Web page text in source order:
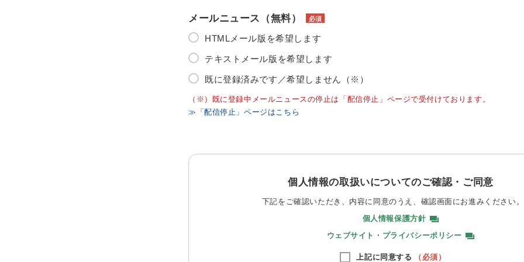
メールニュース（無料） 必須
HTMLメール版を希望します
テキストメール版を希望します
既に登録済みです／希望しません（※）
（※）既に登録中メールニュースの停止は「配信停止」ページで受付けております。
≫「配信停止」ページはこちら
個人情報の取扱いについてのご確認・ご同意
下記をご確認いただき、内容に同意のうえ、 確認画面にお進みください。
個人情報保護方針
ウェブサイト・プライバシーポリシー
上記に同意する （必須）